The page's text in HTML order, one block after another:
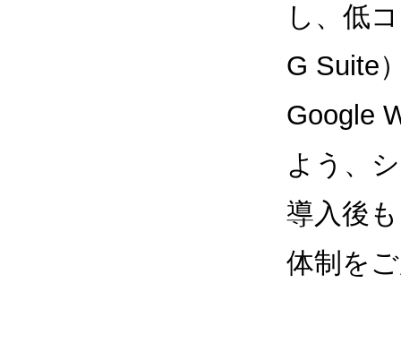
し、低
G Suite
Google
よう、
導入後
体制を